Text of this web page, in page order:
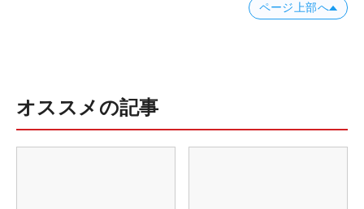
ページ上部へ
オススメの記事